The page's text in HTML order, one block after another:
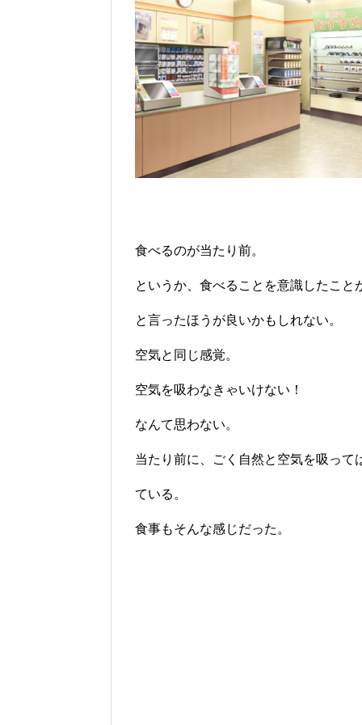
食べるのが当たり前。
というか、食べることを意識したこと
と言ったほうが良いかもしれない。
空気と同じ感覚。
空気を吸わなきゃいけない！
なんて思わない。
当たり前に、ごく自然と空気を吸って
ている。
食事もそんな感じだった。